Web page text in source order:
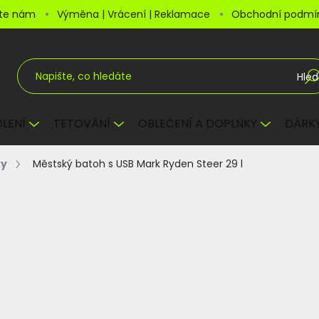
nám Výměna | Vrácení | Reklamace Obchodní
TETOVÁNÍ OBLEČENÍ A DOPLŇKY
Městský batoh s USB Mark Ryden Steer 29 l